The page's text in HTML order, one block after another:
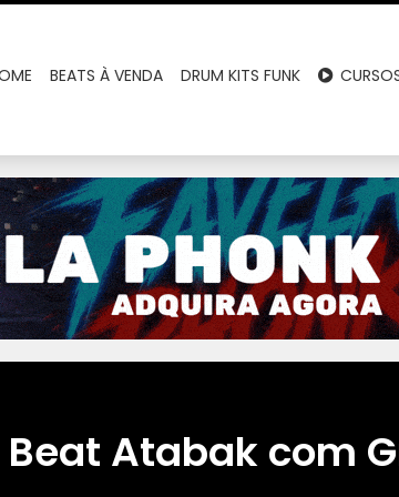
BEATS À VENDA DRUM KITS FUNK
Beat Atabak com